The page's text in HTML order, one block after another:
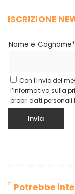
ISCRIZIONE
Nome e Cognome*
Con l'invio del
l’informativa sulla
propri dati personali.
Potrebbe